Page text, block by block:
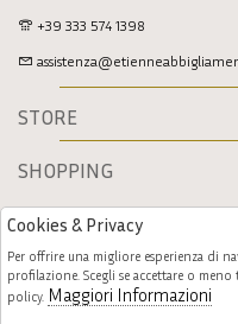
+39 333 574 1398
STORE
SHOPPING
Cookies & Privacy
Per offrire una migliore esperienza di
profilazione. Scegli se accettare o
policy. Maggiori Informazioni